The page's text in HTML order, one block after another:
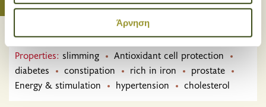
περιεχομένου και διαφημίσεων, την παροχή λειτουργιών
κοινωνικών μέσων και την ανάλυση της
επισκεψιμότητάς μας. Επιπλέον, μοιραζόμαστε
πληροφορίες που αφορούν τον τρόπο που
χρησιμοποιείτε τον ιστότοπό μας με συνεργάτες
κοινωνικών μέσων, διαφήμισης και αναλύσεων, οι
οποίοι ενδεχομένως να τις συνδυάσουν με άλλες
Άρνηση
Properties: slimming
Antioxidant cell protection
diabetes
constipation rich in iron
prostate
Energy & stimulation
hypertension cholesterol